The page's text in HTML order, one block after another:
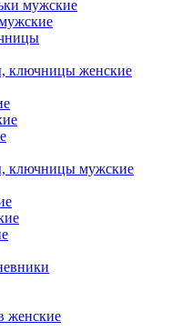
мужские
ключницы женские
ключницы мужские
женские